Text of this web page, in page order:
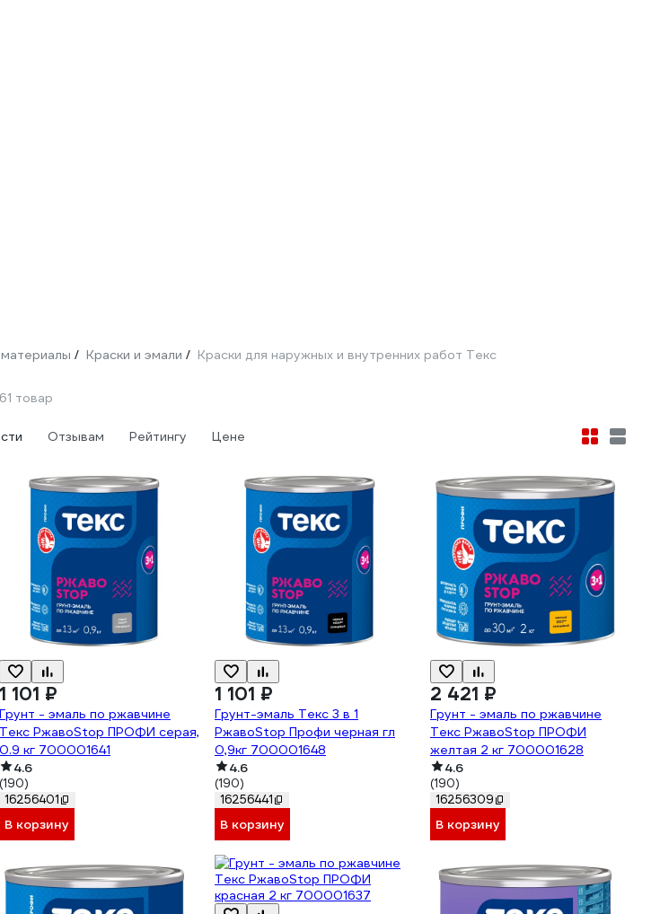
/ Краски и эмали / Краски для наружных и внутренних работ Текс
товар
Отзывам Рейтингу Цене
1 101 ₽
Грунт - эмаль по ржавчине
Текс РжавоStop ПРОФИ серая,
0.9 кг 700001641
4.6
(190)
16256401
В корзину
1 101 ₽
Грунт-эмаль Текс 3 в 1
РжавоStop Профи черная гл
0,9кг 700001648
4.6
(190)
16256441
В корзину
2 421 ₽
Грунт - эмаль по ржавчине
Текс РжавоStop ПРОФИ
желтая 2 кг 700001628
4.6
(190)
16256309
В корзину